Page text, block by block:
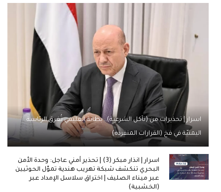
اسرار | تحذيرات من (تآكل الشرعية).. بطانة العليمي تُغرق الرئاسة
اليمنيّة في فخ (القرارات المنفردة)
اسرار | انذار مبكر (3) | تحذير أمني عاجل: وحدة الأمن
البحري تنكشف شبكة تهريب هندية تموّل الحوثيين
عبر ميناء الصليف | اختراق سلاسل الإمداد عبر
(الخشبية)